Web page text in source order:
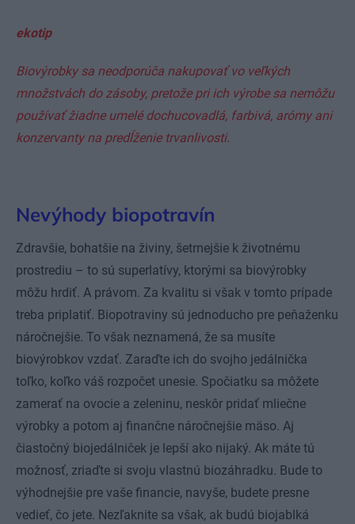
ekotip
Biovýrobky sa neodporúča nakupovať vo veľkých
množstvách do zásoby, pretože pri ich výrobe sa nemôžu
používať žiadne umelé dochucovadlá, farbivá, arómy ani
konzervanty na predĺženie trvanlivosti.
Nevýhody biopotravín
Zdravšie, bohatšie na živiny, šetrnejšie k životnému
prostrediu – to sú superlatívy, ktorými sa biovýrobky
môžu hrdiť. A právom. Za kvalitu si však v tomto prípade
treba priplatiť. Biopotraviny sú jednoducho pre peňaženku
náročnejšie. To však neznamená, že sa musíte
biovýrobkov vzdať. Zaraďte ich do svojho jedálnička
toľko, koľko váš rozpočet unesie. Spočiatku sa môžete
zamerať na ovocie a zeleninu, neskôr pridať mliečne
výrobky a potom aj finančne náročnejšie mäso. Aj
čiastočný biojedálniček je lepší ako nijaký. Ak máte tú
možnosť, zriaďte si svoju vlastnú biozáhradku. Bude to
výhodnejšie pre vaše financie, navyše, budete presne
vedieť, čo jete. Nezľaknite sa však, ak budú biojablká